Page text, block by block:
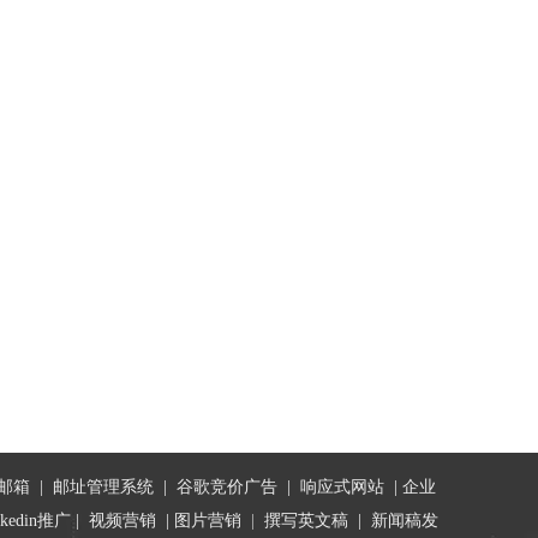
箱 邮址管理系统 谷歌竞价广告 响应式网站
企业
推广 视频营销 图片营销 撰写英文稿 新闻稿发